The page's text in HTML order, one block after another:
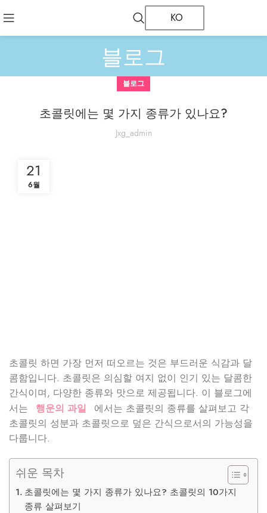
KO
블로그
블로그
초콜릿에는 몇 가지 종류가 있나요?
Jxg_admin
21
6월
초콜릿 하면 가장 먼저 떠오르는 것은 부드러운 식감과 달
콤함입니다. 초콜릿은 의심할 여지 없이 인기 있는 달콤한
간식이며, 다양한 종류와 맛으로 제공됩니다. 이 블로그에
서는
행운의 과일
에서는 초콜릿의 종류를 살펴보고 각
초콜릿의 성분과 초콜릿으로 덮은 간식으로서의 가능성을
다룹니다.
쉬운 목차
초콜릿에는 몇 가지 종류가 있나요? 초콜릿의 10가지
종류 살펴보기